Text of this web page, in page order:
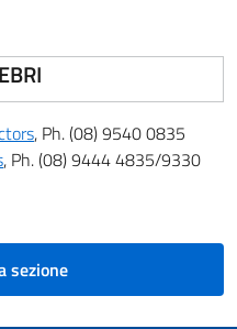
, Ph. (08) 9540 0835
, Ph. (08) 9444 4835/9330
sezione